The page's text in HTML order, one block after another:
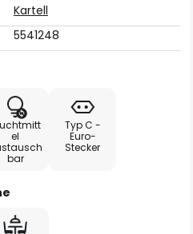
Kartell
5541248
el
bar
Typ C -
Euro-
Stecker